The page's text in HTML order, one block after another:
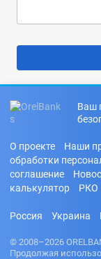
Ваш
О проекте Наши
обработки
соглашение
калькулятор
РКО
Россия Украина
© 2008–2026
Продолжая